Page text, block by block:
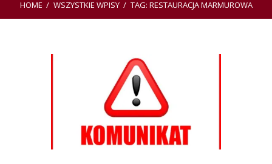
HOME WSZYSTKIE WPISY TAG: RESTAURACJA MARMUROWA